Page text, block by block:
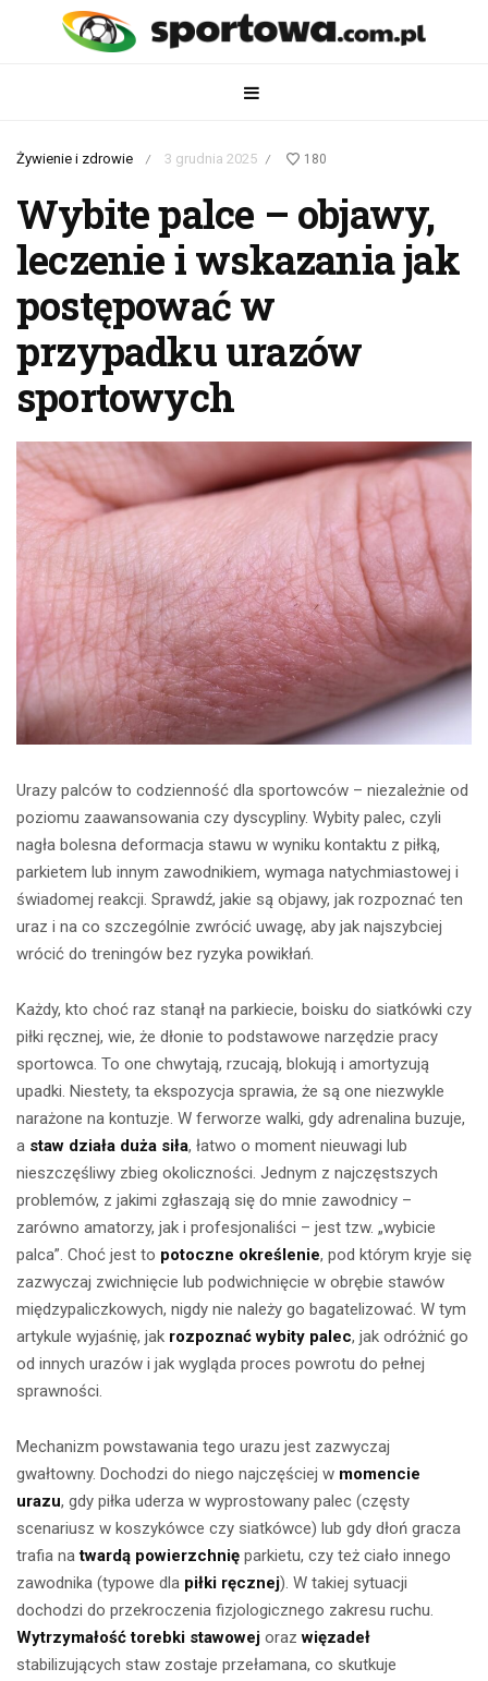
Żywienie i zdrowie / 3 grudnia 2025 / 180
Wybite palce – objawy,
leczenie i wskazania jak
postępować w
przypadku urazów
sportowych
Urazy palców to codzienność dla sportowców – niezależnie od
poziomu zaawansowania czy dyscypliny. Wybity palec, czyli
nagła bolesna deformacja stawu w wyniku kontaktu z piłką,
parkietem lub innym zawodnikiem, wymaga natychmiastowej i
świadomej reakcji. Sprawdź, jakie są objawy, jak rozpoznać ten
uraz i na co szczególnie zwrócić uwagę, aby jak najszybciej
wrócić do treningów bez ryzyka powikłań.
Każdy, kto choć raz stanął na parkiecie, boisku do siatkówki czy
piłki ręcznej, wie, że dłonie to podstawowe narzędzie pracy
sportowca. To one chwytają, rzucają, blokują i amortyzują
upadki. Niestety, ta ekspozycja sprawia, że są one niezwykle
narażone na kontuzje. W ferworze walki, gdy adrenalina buzuje,
a staw działa duża siła, łatwo o moment nieuwagi lub
nieszczęśliwy zbieg okoliczności. Jednym z najczęstszych
problemów, z jakimi zgłaszają się do mnie zawodnicy –
zarówno amatorzy, jak i profesjonaliści – jest tzw. „wybicie
palca”. Choć jest to potoczne określenie, pod którym kryje się
zazwyczaj zwichnięcie lub podwichnięcie w obrębie stawów
międzypaliczkowych, nigdy nie należy go bagatelizować. W tym
artykule wyjaśnię, jak rozpoznać wybity palec, jak odróżnić go
od innych urazów i jak wygląda proces powrotu do pełnej
sprawności.
Mechanizm powstawania tego urazu jest zazwyczaj
gwałtowny. Dochodzi do niego najczęściej w momencie
urazu, gdy piłka uderza w wyprostowany palec (częsty
scenariusz w koszykówce czy siatkówce) lub gdy dłoń gracza
trafia natwardą powierzchnię parkietu, czy też ciało innego
zawodnika (typowe dla piłki ręcznej). W takiej sytuacji
dochodzi do przekroczenia fizjologicznego zakresu ruchu.
Wytrzymałość torebki stawowej orazwięzadeł
stabilizujących staw zostaje przełamana, co skutkuje